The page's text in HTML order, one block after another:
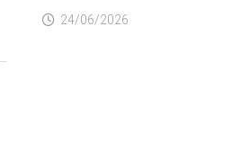
24/06/2026